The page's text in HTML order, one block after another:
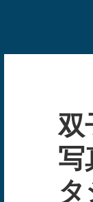
双
写